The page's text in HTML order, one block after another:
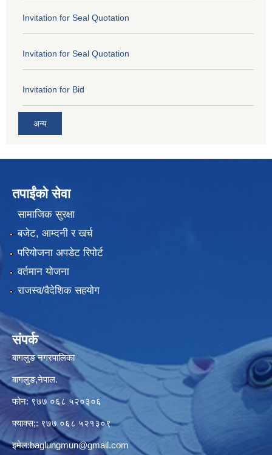
Invitation for Seal Quotation
Invitation for Seal Quotation
Invitation for Bid
अन्य
तपाईंको सेवा
सामाजिक सुरक्षा
बजेट, आम्दनी र खर्च
परियोजना अपडेट रिपोर्ट
वर्तमान योजना
राजस्व/वैदेशिक सहयोग
संपर्क
बागलुङ नगरपालिका
बागलुङ,नेपाल.
फोन: ९७७ ०६८ ५२०३०६
फ्याक्स;: ९७७ ०६८ ५२१३०९
इमेल:baglungmun@gmail.com